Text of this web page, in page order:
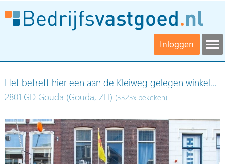
Inloggen
Het betreft hier een aan de Kleiweg gelegen winkel…
2801 GD Gouda (Gouda, ZH) (3323x bekeken)